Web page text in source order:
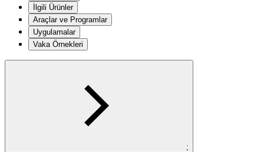
İlgili Ürünler
Araçlar ve Programlar
Uygulamalar
Vaka Örnekleri
;